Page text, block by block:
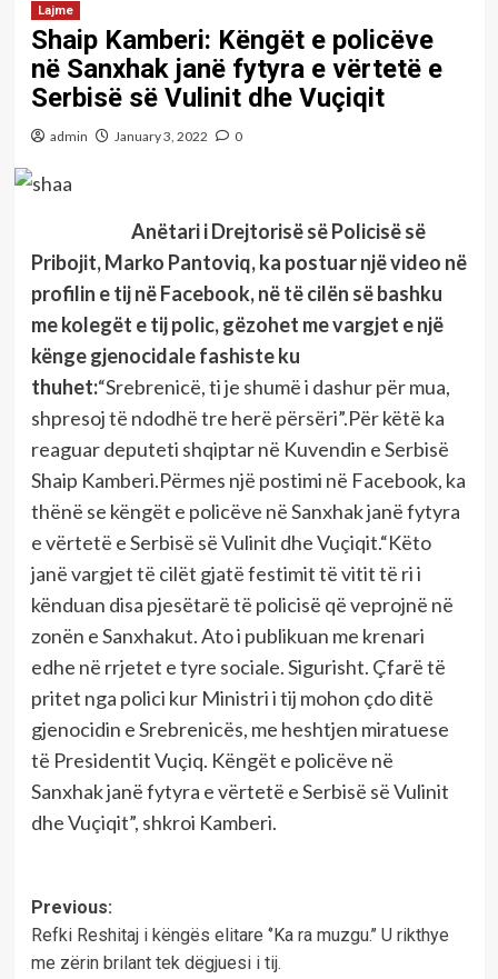
Lajme
Shaip Kamberi: Këngët e policëve
në Sanxhak janë fytyra e vërtetë e
Serbisë së Vulinit dhe Vuçiqit
admin January 3, 2022 0
Anëtari i Drejtorisë së Policisë së
Pribojit, Marko Pantoviq, ka postuar një video në
profilin e tij në Facebook, në të cilën së bashku
me kolegët e tij polic, gëzohet me vargjet e një
kënge gjenocidale fashiste ku
thuhet:“Srebrenicë, ti je shumë i dashur për mua,
shpresoj të ndodhë tre herë përsëri”.Për këtë ka
reaguar deputeti shqiptar në Kuvendin e Serbisë
Shaip Kamberi.Përmes një postimi në Facebook, ka
thënë se këngët e policëve në Sanxhak janë fytyra
e vërtetë e Serbisë së Vulinit dhe Vuçiqit.“Këto
janë vargjet të cilët gjatë festimit të vitit të ri i
kënduan disa pjesëtarë të policisë që veprojnë në
zonën e Sanxhakut. Ato i publikuan me krenari
edhe në rrjetet e tyre sociale. Sigurisht. Çfarë të
pritet nga polici kur Ministri i tij mohon çdo ditë
gjenocidin e Srebrenicës, me heshtjen miratuese
të Presidentit Vuçiq. Këngët e policëve në
Sanxhak janë fytyra e vërtetë e Serbisë së Vulinit
dhe Vuçiqit”, shkroi Kamberi.
Post
navigation
Previous:
Refki Reshitaj i këngës elitare ‘’Ka ra muzgu.’’ U rikthye
me zërin brilant tek dëgjuesi i tij.